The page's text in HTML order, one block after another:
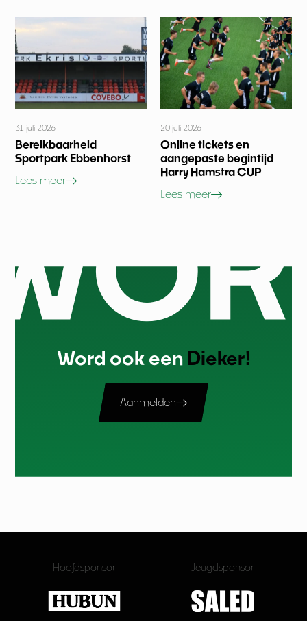
31 juli 2026
Bereikbaarheid
Sportpark Ebbenhorst
Lees meer
20 juli 2026
Online tickets en
aangepaste begintijd
Harry Hamstra CUP
Lees meer
Word ook een Dieker!
Aanmelden
Hoofdsponsor Jeugdsponsor